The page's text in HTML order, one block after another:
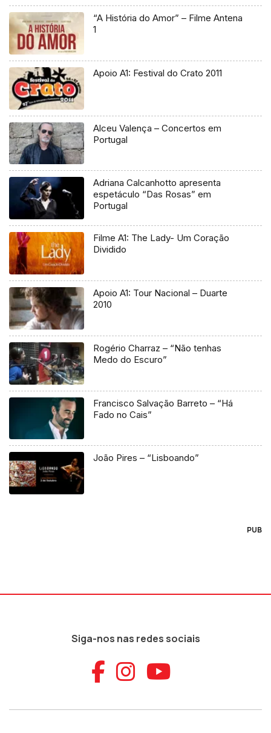
“A História do Amor” – Filme Antena
1
Apoio A1: Festival do Crato 2011
Alceu Valença – Concertos em
Portugal
Adriana Calcanhotto apresenta
espetáculo “Das Rosas” em
Portugal
Filme A1: The Lady- Um Coração
Dividido
Apoio A1: Tour Nacional – Duarte
2010
Rogério Charraz – “Não tenhas
Medo do Escuro”
Francisco Salvação Barreto – “Há
Fado no Cais”
João Pires – “Lisboando”
PUB
Siga-nos nas redes sociais
Aceder ao
Aceder ao
Aceder